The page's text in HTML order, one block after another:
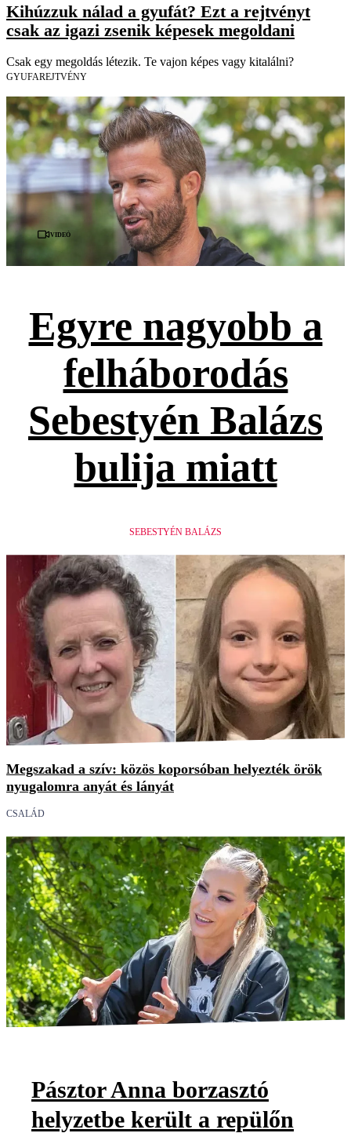
Kihúzzuk nálad a gyufát? Ezt a rejtvényt
csak az igazi zsenik képesek megoldani
Csak egy megoldás létezik. Te vajon képes vagy kitalálni?
GYUFAREJTVÉNY
Videó
Egyre nagyobb a
felháborodás
Sebestyén Balázs
bulija miatt
SEBESTYÉN BALÁZS
Megszakad a szív: közös koporsóban helyezték örök
nyugalomra anyát és lányát
CSALÁD
Pásztor Anna borzasztó
helyzetbe került a repülőn